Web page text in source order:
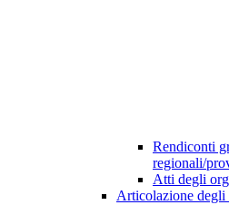
Rendiconti
regionali/
Atti degli
Articolazione